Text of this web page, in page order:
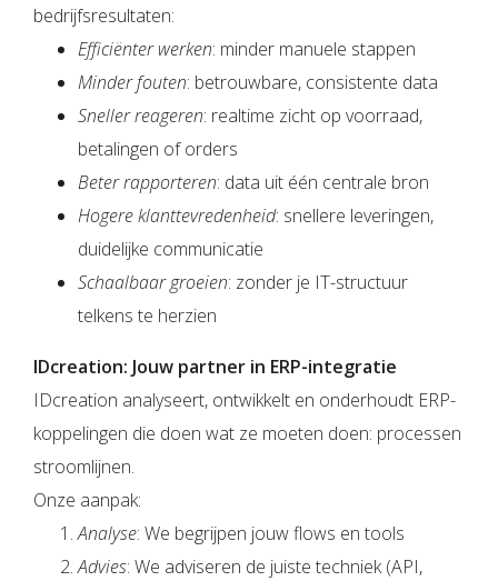
bedrijfsresultaten:
Efficiënter werken: minder manuele stappen
Minder fouten: betrouwbare, consistente data
Sneller reageren: realtime zicht op voorraad,
betalingen of orders
Beter rapporteren: data uit één centrale bron
Hogere klanttevredenheid: snellere leveringen,
duidelijke communicatie
Schaalbaar groeien: zonder je IT-structuur
telkens te herzien
IDcreation: Jouw partner in ERP-integratie
IDcreation analyseert, ontwikkelt en onderhoudt ERP-
koppelingen die doen wat ze moeten doen: processen
stroomlijnen.
Onze aanpak:
Analyse: We begrijpen jouw flows en tools
Advies: We adviseren de juiste techniek (API,